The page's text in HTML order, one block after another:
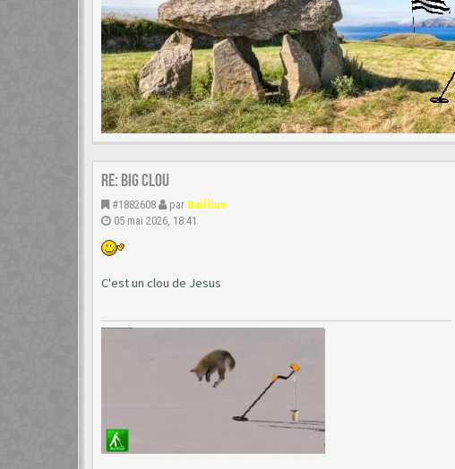
Re: Big clou
#1882608 par Baillius
05 mai 2026, 18:41
C'est un clou de Jesus